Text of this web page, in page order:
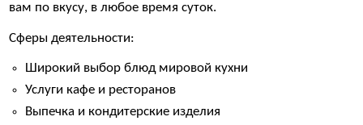
вам по вкусу, в любое время суток.
Сферы деятельности:
Широкий выбор блюд мировой кухни
Услуги кафе и ресторанов
Выпечка и кондитерские изделия